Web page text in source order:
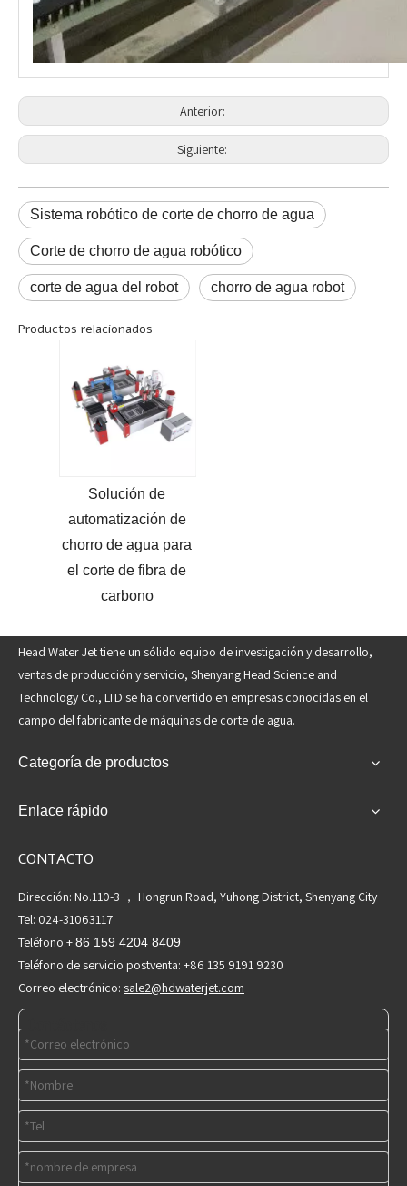
Anterior:
Siguiente:
Sistema robótico de corte de chorro de agua
Corte de chorro de agua robótico
corte de agua del robot chorro de agua robot
Productos relacionados
Solución de
automatización de
chorro de agua para
el corte de fibra de
carbono
Head Water Jet tiene un sólido equipo de investigación y desarrollo,
ventas de producción y servicio, Shenyang Head Science and
Technology Co., LTD se ha convertido en empresas conocidas en el
campo del fabricante de máquinas de corte de agua.
Categoría de productos
Enlace rápido
CONTACTO
Dirección: No.110-3 ， Hongrun Road, Yuhong District, Shenyang City
Tel: 024-31063117
Teléfono:+86 159 4204 8409
Teléfono de servicio postventa: +86 135 9191 9230
Correo electrónico: sale2@hdwaterjet.com
Contáctenos